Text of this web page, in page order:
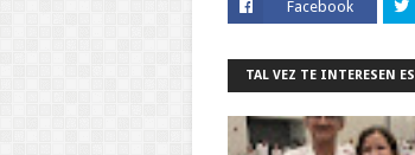
Facebook
TAL VEZ TE INTERESEN